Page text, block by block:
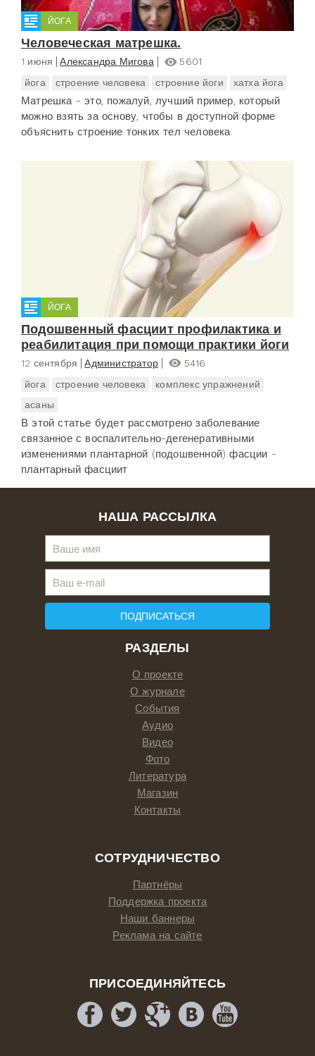
ЙОГА
Человеческая матрешка.
1 июня Александра Мигова
5601
йога
строение человека строение йоги хатха йога
Матрешка - это, пожалуй, лучший пример, который
можно взять за основу, чтобы в доступной форме
объяснить строение тонких тел человека.
ЙОГА
Подошвенный фасциит профилактика и
реабилитация при помощи практики йоги
12 сентября Администратор
5416
йога
строение человека
комплекс упражнений
асаны
В этой статье будет рассмотрено заболевание
связанное с воспалительно-дегенеративными
изменениями плантарной (подошвенной) фасции -
плантарный фасциит
РАЗДЕЛЫ
О проекте
О журнале
События
Аудио
Видео
Фото
Литература
Магазин
Контакты
СОТРУДНИЧЕСТВО
Партнёры
Поддержка проекта
Наши баннеры
Реклама на сайте
ПРИСОЕДИНЯЙТЕСЬ
НАША РАССЫЛКА
ПОДПИСАТЬСЯ